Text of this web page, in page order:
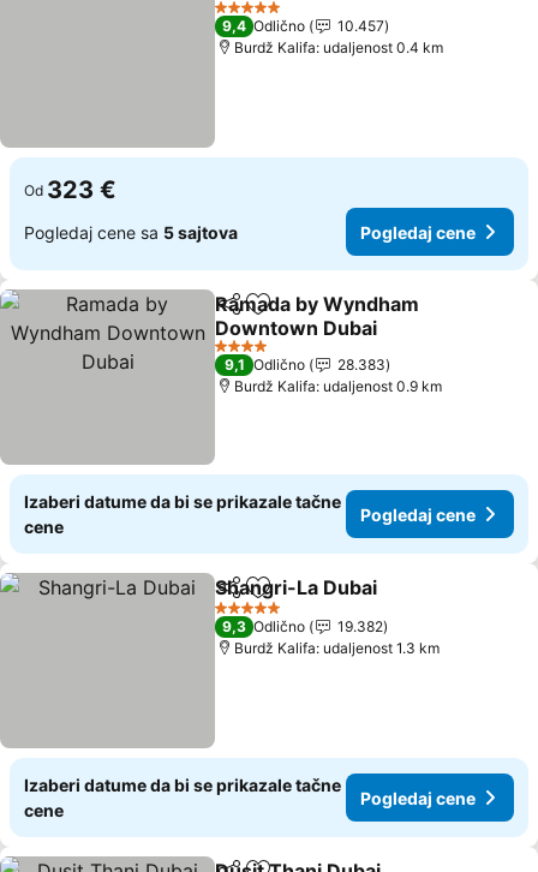
5 Zvezdice
9,4 Odlično
10.457
Burdž Kalifa: udaljenost 0.4 km
Od 323 €
Pogledaj cene sa 5 sajtova Pogledaj cene
Deli Dodati u favorite
Ramada by Wyndham
Downtown Dubai
Pogledaj cene
4 Zvezdice
9,1 Odlično
28.383
Burdž Kalifa: udaljenost 0.9 km
Izaberi datume da bi se prikazale tačne
cene
Pogledaj cene
Deli Dodati u favorite
Shangri-La Dubai
5 Zvezdice
9,3 Odlično
19.382
Burdž Kalifa: udaljenost 1.3 km
Izaberi datume da bi se prikazale tačne
cene
Pogledaj cene